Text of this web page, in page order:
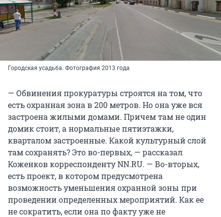
Городская усадьба. Фотография 2013 года
— Обвинения прокуратуры строятся на том, что
есть охранная зона в 200 метров. Но она уже вся
застроена жилыми домами. Причем там не один
домик стоит, а нормальные пятиэтажки,
кварталом застроенные. Какой культурный слой
там сохранять? Это во-первых, — рассказал
Коженков корреспонденту NN.RU. — Во-вторых,
есть проект, в котором предусмотрена
возможность уменьшения охранной зоны при
проведении определенных мероприятий. Как ее
не сократить, если она по факту уже не